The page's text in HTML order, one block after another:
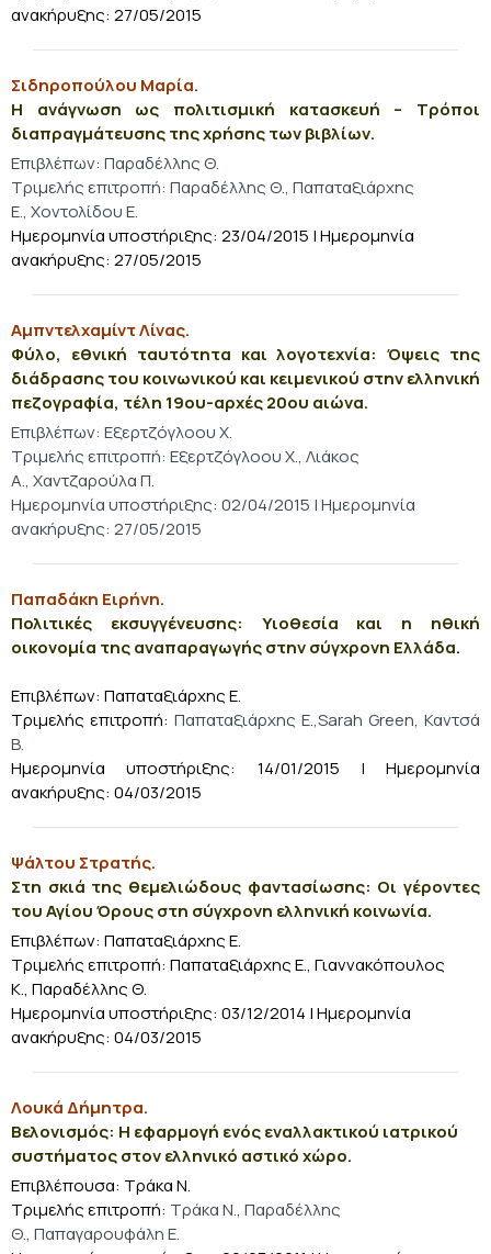
ανακήρυξης: 27/05/2015
Σιδηροπούλου Μαρία.
Η ανάγνωση ως πολιτισμική κατασκευή – Τρόποι
διαπραγμάτευσης της χρήσης των βιβλίων.
Επιβλέπων: Παραδέλλης Θ.
Τριμελής επιτροπή: Παραδέλλης Θ., Παπαταξιάρχης
Ε., Χοντολίδου Ε.
Ημερομηνία υποστήριξης: 23/04/2015 | Ημερομηνία
ανακήρυξης: 27/05/2015
Αμπντελχαμίντ Λίνας.
Φύλο, εθνική ταυτότητα και λογοτεχνία: Όψεις της
διάδρασης του κοινωνικού και κειμενικού στην ελληνική
πεζογραφία, τέλη 19ου-αρχές 20ου αιώνα.
Επιβλέπων: Εξερτζόγλοου Χ.
Τριμελής επιτροπή: Εξερτζόγλοου Χ., Λιάκος
Α., Χαντζαρούλα Π.
Ημερομηνία υποστήριξης: 02/04/2015 | Ημερομηνία
ανακήρυξης: 27/05/2015
Παπαδάκη Ειρήνη.
Πολιτικές εκσυγγένευσης: Υιοθεσία και η ηθική
οικονομία της αναπαραγωγής στην σύγχρονη Ελλάδα.
Επιβλέπων: Παπαταξιάρχης Ε.
Τριμελής επιτροπή: Παπαταξιάρχης Ε.,Sarah Green, Καντσά
Β.
Ημερομηνία υποστήριξης: 14/01/2015 | Ημερομηνία
ανακήρυξης: 04/03/2015
Ψάλτου Στρατής.
Στη σκιά της θεμελιώδους φαντασίωσης: Οι γέροντες
του Αγίου Όρους στη σύγχρονη ελληνική κοινωνία.
Επιβλέπων: Παπαταξιάρχης Ε.
Τριμελής επιτροπή: Παπαταξιάρχης Ε., Γιαννακόπουλος
Κ., Παραδέλλης Θ.
Ημερομηνία υποστήριξης: 03/12/2014 | Ημερομηνία
ανακήρυξης: 04/03/2015
Λουκά Δήμητρα.
Βελονισμός: Η εφαρμογή ενός εναλλακτικού ιατρικού
συστήματος στον ελληνικό αστικό χώρο.
Επιβλέπουσα: Τράκα Ν.
Τριμελής επιτροπή: Τράκα Ν., Παραδέλλης
Θ., Παπαγαρουφάλη Ε.